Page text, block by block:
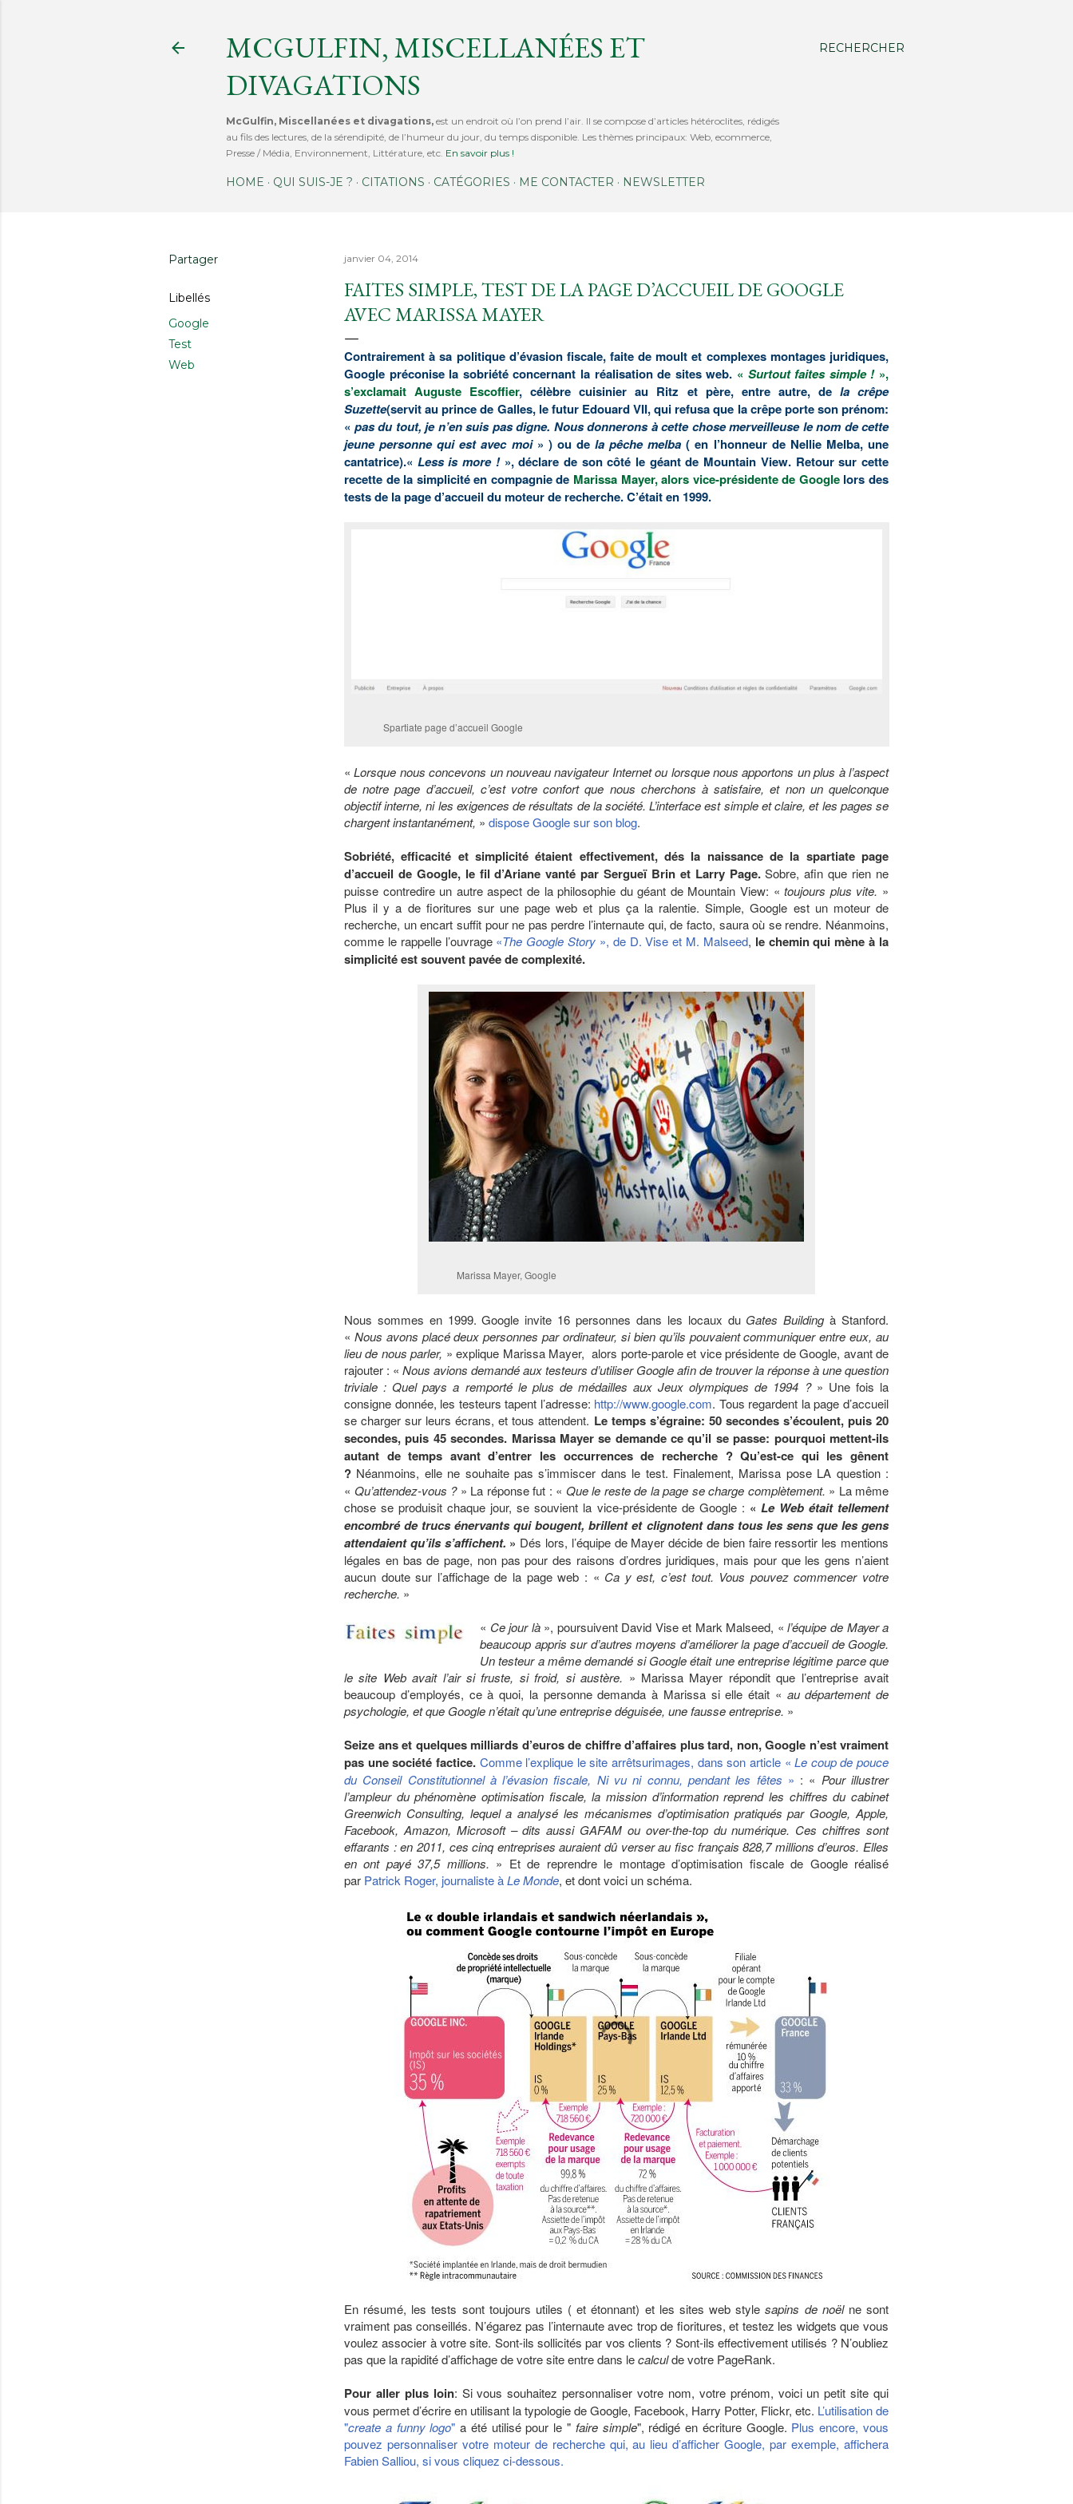
RECHERCHER
MCGULFIN, MISCELLANÉES ET
DIVAGATIONS
McGulfin, Miscellanées et divagations, est un endroit où l’on prend l’air. Il se compose d’articles hétéroclites, rédigés
au fils des lectures, de la sérendipité, de l’humeur du jour, du temps disponible. Les thèmes principaux: Web, ecommerce,
Presse / Média, Environnement, Littérature, etc. En savoir plus !
HOME QUI SUIS-JE ? CITATIONS CATÉGORIES ME CONTACTER NEWSLETTER
Partager
Libellés
Google
Test
Web
janvier 04, 2014
FAITES SIMPLE, TEST DE LA PAGE D’ACCUEIL DE GOOGLE
AVEC MARISSA MAYER
Contrairement à sa politique d’évasion fiscale, faite de moult et complexes montages juridiques,
Google préconise la sobriété concernant la réalisation de sites web. « Surtout faites simple !»,
s’exclamait Auguste Escoffier, célèbre cuisinier au Ritz et père, entre autre, de la crêpe
Suzette(servit au prince de Galles, le futur Edouard VII, qui refusa que la crêpe porte son prénom:
« pas du tout, je n’en suis pas digne. Nous donnerons à cette chose merveilleuse le nom de cette
jeune personne qui est avec moi» ) ou dela pêche melba ( en l’honneur de Nellie Melba, une
cantatrice).« Less is more !», déclare de son côté le géant de Mountain View. Retour sur cette
recette de la simplicité en compagnie de Marissa Mayer, alors vice-présidente de Googlelors des
tests de la page d’accueil du moteur de recherche. C’était en 1999.
Spartiate page d’accueil Google
«Lorsque nous concevons un nouveau navigateur Internet ou lorsque nous apportons un plus à l’aspect
de notre page d’accueil, c’est votre confort que nous cherchons à satisfaire, et non un quelconque
objectif interne, ni les exigences de résultats de la société. L’interface est simple et claire, et les pages se
chargent instantanément, » dispose Google sur son blog.
Sobriété, efficacité et simplicité étaient effectivement, dés la naissance de la spartiate page
d’accueil de Google, le fil d’Ariane vanté par Sergueï Brin et Larry Page.Sobre, afin que rien ne
puisse contredire un autre aspect de la philosophie du géant de Mountain View: « toujours plus vite. »
Plus il y a de fioritures sur une page web et plus ça la ralentie. Simple, Google est un moteur de
recherche, un encart suffit pour ne pas perdre l’internaute qui, de facto, saura où se rendre. Néanmoins,
comme le rappelle l’ouvrage «The Google Story », de D. Vise et M. Malseed, le chemin qui mène à la
simplicité est souvent pavée de complexité.
Marissa Mayer, Google
Nous sommes en 1999. Google invite 16 personnes dans les locaux du Gates Buildingà Stanford.
« Nous avons placé deux personnes par ordinateur, si bien qu’ils pouvaient communiquer entre eux, au
lieu de nous parler, » explique Marissa Mayer, alors porte-parole et vice présidente de Google, avant de
rajouter : « Nous avions demandé aux testeurs d’utiliser Google afin de trouver la réponse à une question
triviale : Quel pays a remporté le plus de médailles aux Jeux olympiques de 1994 ?» Une fois la
consigne donnée, les testeurs tapent l’adresse: http://www.google.com. Tous regardent la page d’accueil
se charger sur leurs écrans, et tous attendent. Le temps s’égraine: 50 secondes s’écoulent, puis 20
secondes, puis 45 secondes. Marissa Mayer se demande ce qu’il se passe: pourquoi mettent-ils
autant de temps avant d’entrer les occurrences de recherche ? Qu’est-ce qui les gênent
? Néanmoins, elle ne souhaite pas s’immiscer dans le test. Finalement, Marissa pose LA question :
« Qu’attendez-vous ?» La réponse fut : « Que le reste de la page se charge complètement. » La même
chose se produisit chaque jour, se souvient la vice-présidente de Google : « Le Web était tellement
encombré de trucs énervants qui bougent, brillent et clignotent dans tous les sens que les gens
attendaient qu’ils s’affichent. » Dés lors, l’équipe de Mayer décide de bien faire ressortir les mentions
légales en bas de page, non pas pour des raisons d’ordres juridiques, mais pour que les gens n’aient
aucun doute sur l’affichage de la page web : « Ca y est, c’est tout. Vous pouvez commencer votre
recherche. »
« Ce jour là», poursuivent David Vise et Mark Malseed, «l’équipe de Mayer a
beaucoup appris sur d’autres moyens d’améliorer la page d’accueil de Google.
Un testeur a même demandé si Google était une entreprise légitime parce que
le site Web avait l’air si fruste, si froid, si austère. » Marissa Mayer répondit que l’entreprise avait
beaucoup d’employés, ce à quoi, la personne demanda à Marissa si elle était « au département de
psychologie, et que Google n’était qu’une entreprise déguisée, une fausse entreprise. »
Seize ans et quelques milliards d’euros de chiffre d’affaires plus tard, non, Google n’est vraiment
pas une société factice. Comme l’explique le site arrêtsurimages, dans son article «Le coup de pouce
du Conseil Constitutionnel à l’évasion fiscale, Ni vu ni connu, pendant les fêtes » : « Pour illustrer
l’ampleur du phénomène optimisation fiscale, la mission d’information reprend les chiffres du cabinet
Greenwich Consulting, lequel a analysé les mécanismes d’optimisation pratiqués par Google, Apple,
Facebook, Amazon, Microsoft – dits aussi GAFAM ou over-the-top du numérique. Ces chiffres sont
effarants : en 2011, ces cinq entreprises auraient dû verser au fisc français 828,7 millions d’euros. Elles
en ont payé 37,5 millions. » Et de reprendre le montage d’optimisation fiscale de Google réalisé
par Patrick Roger, journaliste àLe Monde, et dont voici un schéma.
En résumé, les tests sont toujours utiles ( et étonnant) et les sites web stylesapins de noëlne sont
vraiment pas conseillés. N’égarez pas l’internaute avec trop de fioritures, et testez les widgets que vous
voulez associer à votre site. Sont-ils sollicités par vos clients ? Sont-ils effectivement utilisés ? N’oubliez
pas que la rapidité d’affichage de votre site entre dans lecalculde votre PageRank.
Pour aller plus loin: Si vous souhaitez personnaliser votre nom, votre prénom, voici un petit site qui
vous permet d’écrire en utilisant la typologie de Google, Facebook, Harry Potter, Flickr, etc. L’utilisation de
"create a funny logo" a été utilisé pour le " faire simple", rédigé en écriture Google. Plus encore, vous
pouvez personnaliser votre moteur de recherche qui, au lieu d’afficher Google, par exemple, affichera
Fabien Salliou, si vous cliquez ci-dessous.